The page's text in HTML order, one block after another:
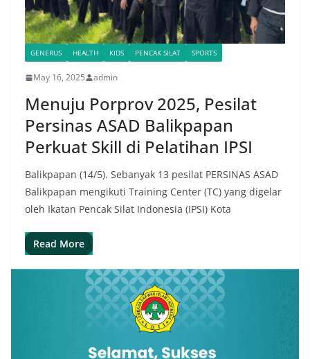
GENERUS HEALTH KIDS PENCAK SILAT SPORTS
May 16, 2025 admin
Menuju Porprov 2025, Pesilat
Persinas ASAD Balikpapan
Perkuat Skill di Pelatihan IPSI
Balikpapan (14/5). Sebanyak 13 pesilat PERSINAS ASAD
Balikpapan mengikuti Training Center (TC) yang digelar
oleh Ikatan Pencak Silat Indonesia (IPSI) Kota
Read More